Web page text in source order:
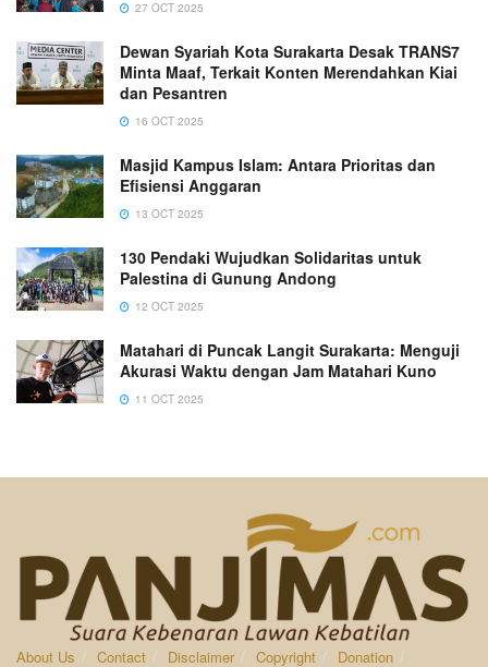
27 OCT 2025
Dewan Syariah Kota Surakarta Desak TRANS7
Minta Maaf, Terkait Konten Merendahkan Kiai
dan Pesantren
16 OCT 2025
Masjid Kampus Islam: Antara Prioritas dan
Efisiensi Anggaran
13 OCT 2025
130 Pendaki Wujudkan Solidaritas untuk
Palestina di Gunung Andong
12 OCT 2025
Matahari di Puncak Langit Surakarta: Menguji
Akurasi Waktu dengan Jam Matahari Kuno
11 OCT 2025
About Us Contact Disclaimer Copyright Donation